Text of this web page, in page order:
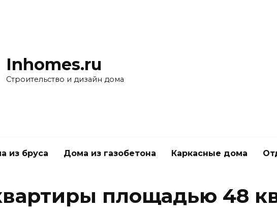
Inhomes.ru
Строительство и дизайн дома
из бруса Дома из газобетона Каркасные дома
площадью 48